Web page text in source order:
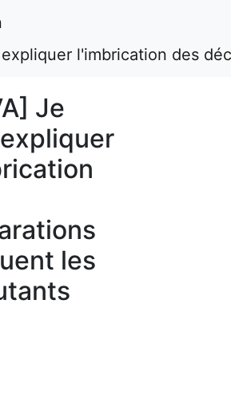
l'imbrication des
Je
les